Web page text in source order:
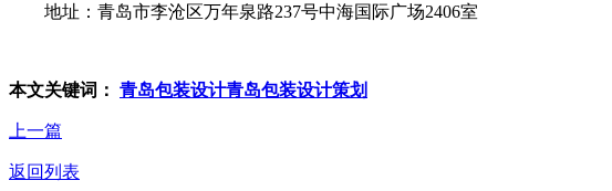
地址：青岛市李沧区万年泉路237号中海国际广场2406室
本文关键词： 青岛包装设计青岛包装设计策划
上一篇
返回列表